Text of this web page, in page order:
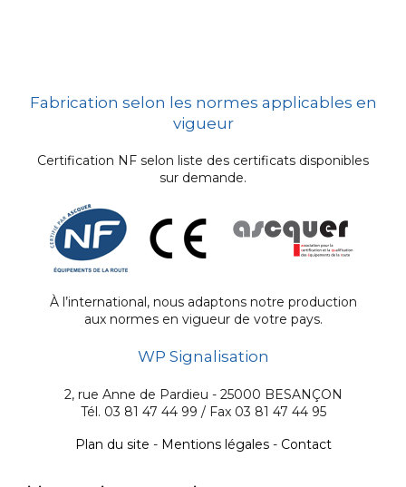
Fabrication selon les normes applicables en
vigueur
Certification NF selon liste des certificats disponibles
sur demande.
À l’international, nous adaptons notre production
aux normes en vigueur de votre pays.
WP Signalisation
2, rue Anne de Pardieu - 25000 BESANÇON
Tél. 03 81 47 44 99 / Fax 03 81 47 44 95
Plan du site - Mentions légales- Contact